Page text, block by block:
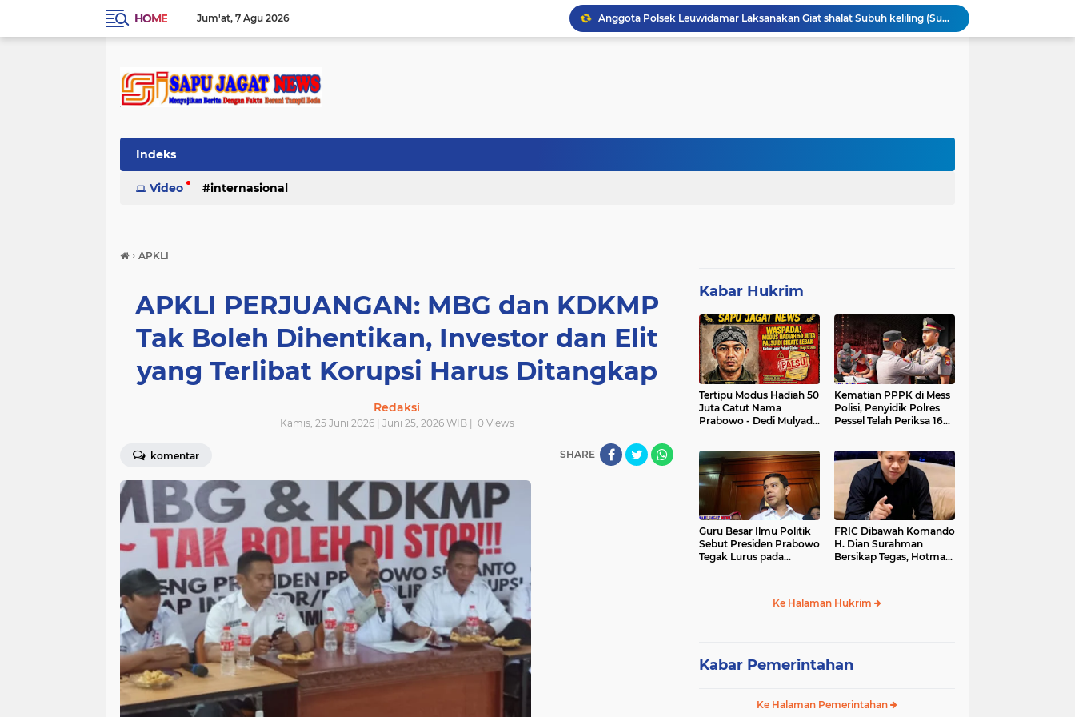
HOME Jum'at 7 Agu 2026
Anggota Polsek Leuwidamar Laksanakan Giat shalat Subuh keliling (Subling) Di Desa Lebakparahiang
Patroli Malam dan Pengamanan Voli, Koramil Bulukerto Jaga Kondusivitas Wilayah
Polemik UHC di PKM Pemandegan Lebak Terjawab: Ini Beda UHC dan Kapitasi Serta Aturan Status Aktif Versi BPJS
Indeks
Video internasional
› APKLI
APKLI PERJUANGAN: MBG dan KDKMP
Tak Boleh Dihentikan, Investor dan Elit
yang Terlibat Korupsi Harus Ditangkap
Redaksi
Kamis, 25 Juni 2026 | Juni 25, 2026 WIB | 0Views
komentar SHARE
Kabar Hukrim
Tertipu Modus Hadiah 50
Juta Catut Nama
Prabowo - Dedi Mulyadi,
Juta Lebih
Kematian PPPK di Mess
Polisi, Penyidik Polres
Pessel Telah Periksa 16
Guru Besar Ilmu Politik
Sebut Presiden Prabowo
Tegak Lurus pada
FRIC Dibawah Komando
H. Dian Surahman
Bersikap Tegas, Hotman
Merendahkan Wartawan
Ke Halaman Hukrim
Kabar Pemerintahan
Ke Halaman Pemerintahan